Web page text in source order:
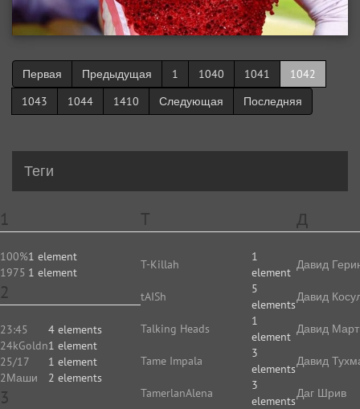
Первая Предыдущая 1 1040 1041
1042
1043
1044 1410 Следующая Последняя
Теги
1
100%1 element
1975 1 element
2
23:45
4 elements
24kGoldn1 element
25/17
1 element
2Маши
2 elements
3
T
T-Killah
1
element
tAISh
5
elements
Talking Heads
1
element
Tame Impala
3
elements
TamerlanAlena
3
elements
Д
Давид
Давид
Давид
Давид
Даг Шрив